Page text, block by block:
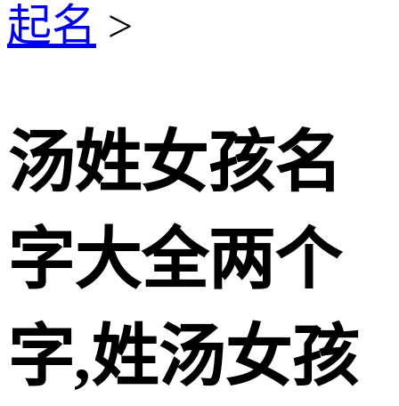
起名 >
汤姓女孩名
字大全两个
字,姓汤女孩